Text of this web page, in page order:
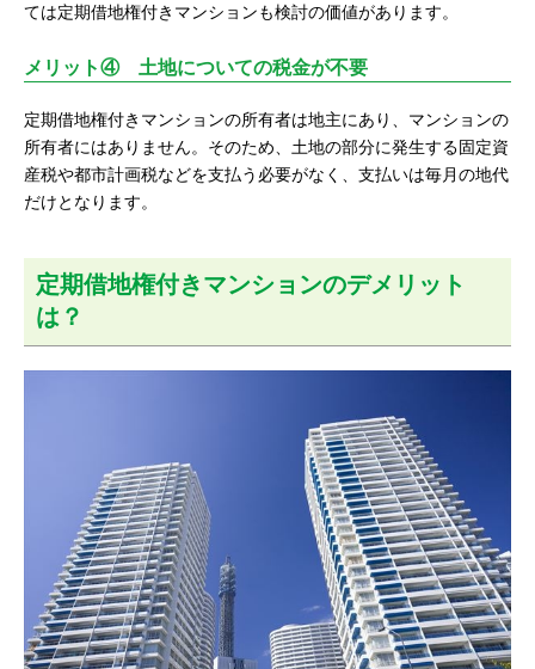
ては定期借地権付きマンションも検討の価値があります。
メリット④ 土地についての税金が不要
定期借地権付きマンションの所有者は地主にあり、マンションの
所有者にはありません。そのため、土地の部分に発生する固定資
産税や都市計画税などを支払う必要がなく、支払いは毎月の地代
だけとなります。
定期借地権付きマンションのデメリット
は？